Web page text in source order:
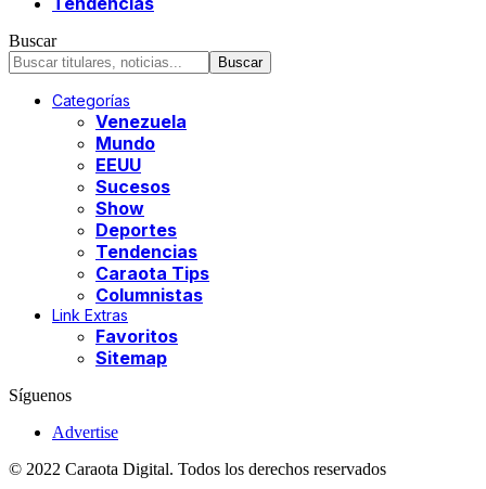
Buscar
Categorías
Venezuela
Mundo
EEUU
Sucesos
Show
Deportes
Tendencias
Caraota Tips
Columnistas
Link Extras
Favoritos
Sitemap
Síguenos
Advertise
© 2022 Caraota Digital. Todos los derechos reservados